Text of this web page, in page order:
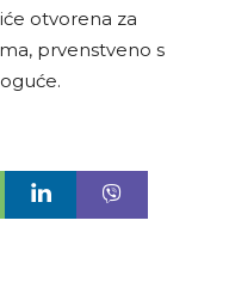
otvorena za
prvenstveno s